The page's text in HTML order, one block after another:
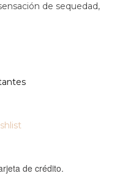
de sequedad,
de crédito.